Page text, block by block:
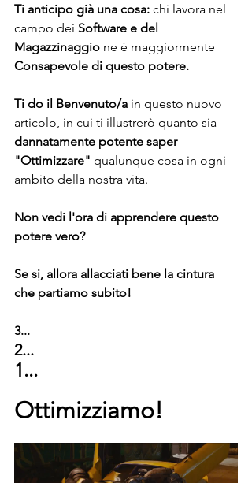
Ti anticipo già una cosa: chi lavora nel
campo dei Software e del
Magazzinaggio ne è maggiormente
Consapevole di questo potere.
Ti do il Benvenuto/a in questo nuovo
articolo, in cui ti illustrerò quanto sia
dannatamente potente saper
"Ottimizzare" qualunque cosa in ogni
ambito della nostra vita.
Non vedi l'ora di apprendere questo
potere vero?
Se si, allora allacciati bene la cintura
che partiamo subito!
3...
2...
1...
Ottimizziamo!